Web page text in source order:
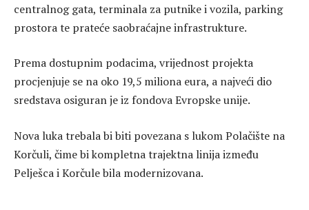
centralnog gata, terminala za putnike i vozila, parking
prostora te prateće saobraćajne infrastrukture.
Prema dostupnim podacima, vrijednost projekta
procjenjuje se na oko 19,5 miliona eura, a najveći dio
sredstava osiguran je iz fondova Evropske unije.
Nova luka trebala bi biti povezana s lukom Polačište na
Korčuli, čime bi kompletna trajektna linija između
Pelješca i Korčule bila modernizovana.